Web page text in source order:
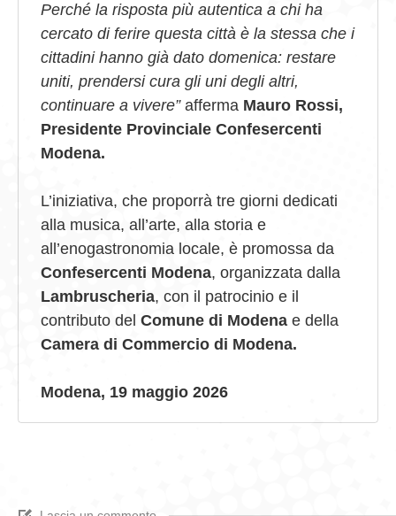
Perché la risposta più autentica a chi ha
cercato di ferire questa città è la stessa che i
cittadini hanno già dato domenica: restare
uniti, prendersi cura gli uni degli altri,
continuare a vivere”afferma Mauro Rossi,
Presidente Provinciale Confesercenti
Modena.
L’iniziativa, che proporrà tre giorni dedicati
alla musica, all’arte, alla storia e
all’enogastronomia locale, è promossa da
Confesercenti Modena, organizzata dalla
Lambruscheria, con il patrocinio e il
contributo del Comune di Modena e della
Camera di Commercio di Modena.
Modena, 19 maggio 2026